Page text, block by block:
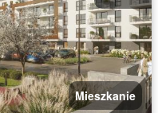
Mieszkanie